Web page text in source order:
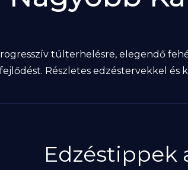
túlterhelésre, elegendő
Részletes edzéstervekkel és
Edzéstippek